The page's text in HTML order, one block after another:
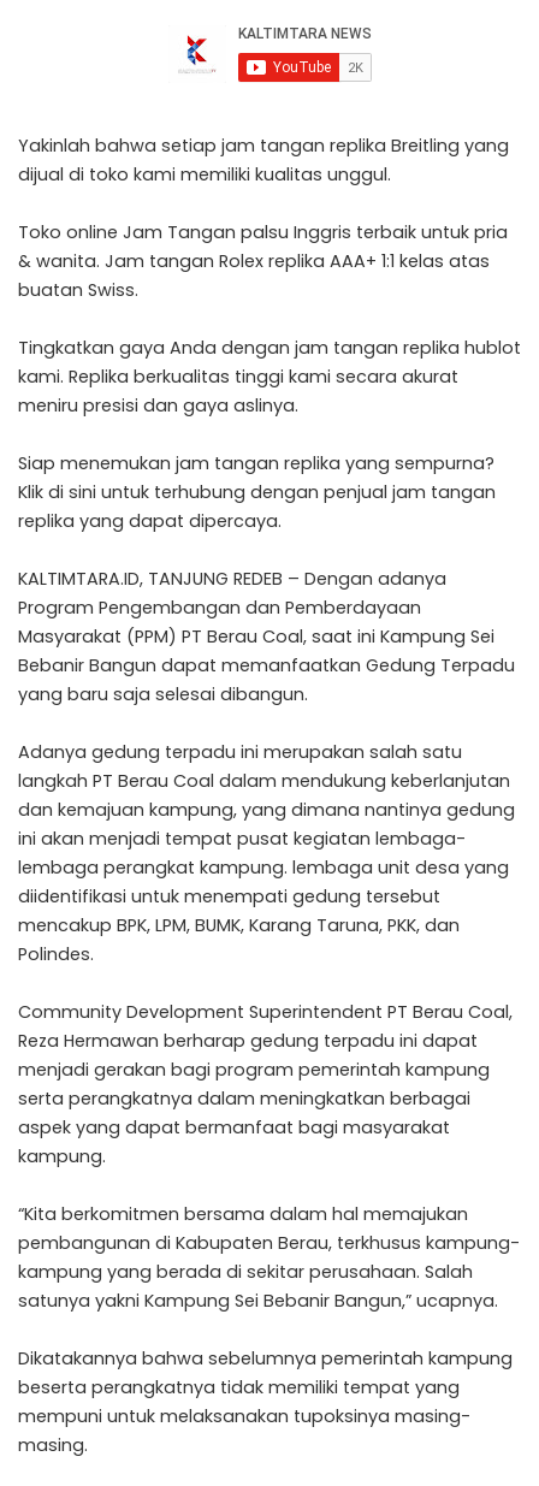
Yakinlah bahwa setiap jam tangan replika Breitling yang
dijual di toko kami memiliki kualitas unggul.
Toko online Jam Tangan palsu Inggris terbaik untuk pria
& wanita. Jam tangan Rolex replika AAA+ 1:1 kelas atas
buatan Swiss.
Tingkatkan gaya Anda dengan jam tangan replika hublot
kami. Replika berkualitas tinggi kami secara akurat
meniru presisi dan gaya aslinya.
Siap menemukan jam tangan replika yang sempurna?
Klik di sini untuk terhubung dengan penjual jam tangan
replika yang dapat dipercaya.
KALTIMTARA.ID, TANJUNG REDEB – Dengan adanya
Program Pengembangan dan Pemberdayaan
Masyarakat (PPM) PT Berau Coal, saat ini Kampung Sei
Bebanir Bangun dapat memanfaatkan Gedung Terpadu
yang baru saja selesai dibangun.
Adanya gedung terpadu ini merupakan salah satu
langkah PT Berau Coal dalam mendukung keberlanjutan
dan kemajuan kampung, yang dimana nantinya gedung
ini akan menjadi tempat pusat kegiatan lembaga-
lembaga perangkat kampung. lembaga unit desa yang
diidentifikasi untuk menempati gedung tersebut
mencakup BPK, LPM, BUMK, Karang Taruna, PKK, dan
Polindes.
Community Development Superintendent PT Berau Coal,
Reza Hermawan berharap gedung terpadu ini dapat
menjadi gerakan bagi program pemerintah kampung
serta perangkatnya dalam meningkatkan berbagai
aspek yang dapat bermanfaat bagi masyarakat
kampung.
“Kita berkomitmen bersama dalam hal memajukan
pembangunan di Kabupaten Berau, terkhusus kampung-
kampung yang berada di sekitar perusahaan. Salah
satunya yakni Kampung Sei Bebanir Bangun,” ucapnya.
Dikatakannya bahwa sebelumnya pemerintah kampung
beserta perangkatnya tidak memiliki tempat yang
mempuni untuk melaksanakan tupoksinya masing-
masing.